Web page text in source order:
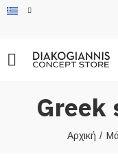
Greek
Αρχική